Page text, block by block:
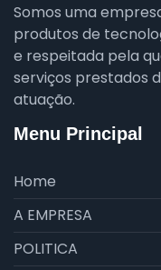
Somos uma
produtos de
e respeitada pela
serviços prestados
atuação.
Menu Principal
Home
A EMPRESA
POLITICA